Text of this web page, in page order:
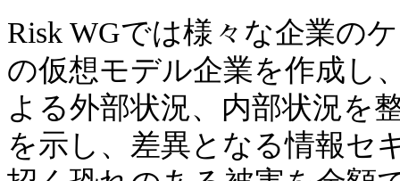
Risk WGでは様々な企業の
の仮想モデル企業を作成し
よる外部状況、内部状況を
を示し、差異となる情報セ